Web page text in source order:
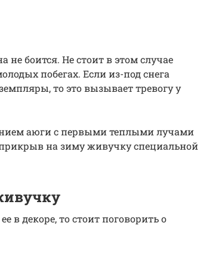
не боится. Не стоит в этом случае
побегах. Если из-под снега
то это вызывает тревогу у
аюги с первыми теплыми лучами
на зиму живучку специальной
в декоре, то стоит поговорить о